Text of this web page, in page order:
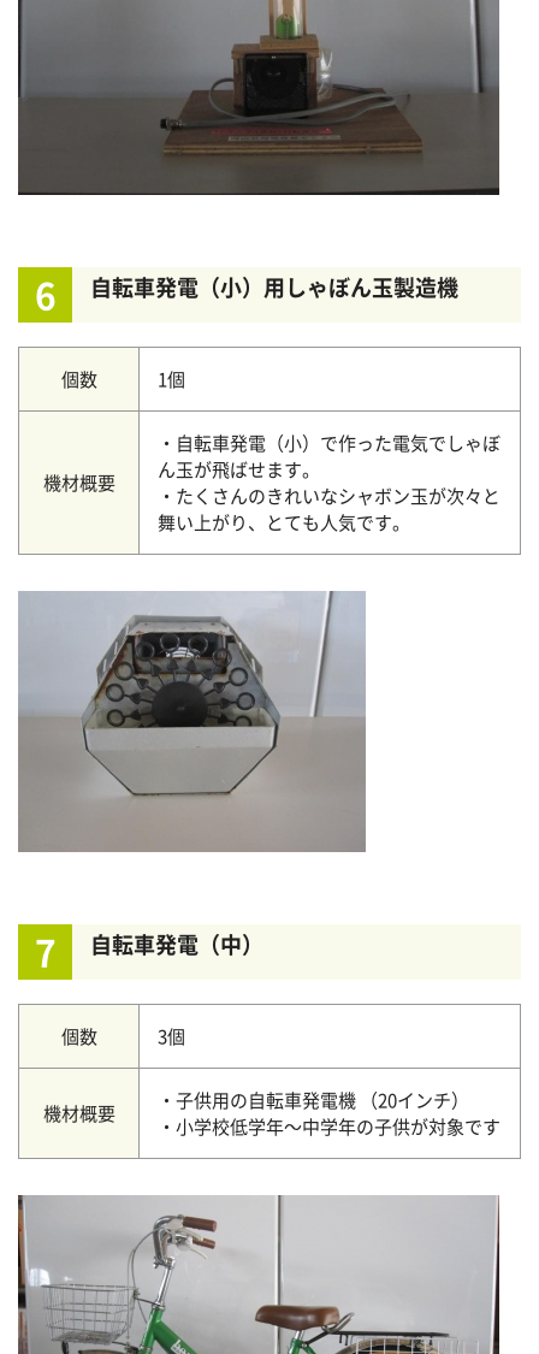
6 自転車発電（小）用しゃぼん玉製造機
個数 1個
機材概要
・自転車発電（小）で作った電気でしゃぼ
ん玉が飛ばせます。
・たくさんのきれいなシャボン玉が次々と
舞い上がり、とても人気です。
7 自転車発電（中）
個数 3個
機材概要
・子供用の自転車発電機 （20インチ）
・小学校低学年～中学年の子供が対象です